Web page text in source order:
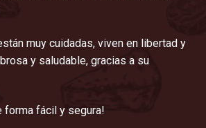
muy cuidadas, viven en libertad y
y saludable, gracias a su
forma fácil y segura!